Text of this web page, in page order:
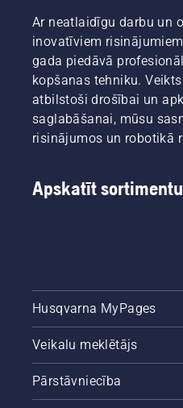
Ar neatlaidīgu darbu un
inovatīviem
gada piedāvā
kopšanas tehniku.
atbilstoši drošībai un
saglabāšanai, mūsu
risinājumos un robotikā
Apskatīt sortimentu
Husqvarna MyPages
Veikalu meklētājs
Pārstāvniecība